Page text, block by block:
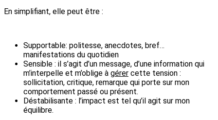
En simplifiant, elle peut être :
Supportable: politesse, anecdotes, bref…
manifestations du quotidien
Sensible : il s’agit d’un message, d’une information qui
m’interpelle et m’oblige à gérer cette tension :
sollicitation, critique, remarque qui porte sur mon
comportement passé ou présent.
Déstabilisante : l’impact est tel qu’il agit sur mon
équilibre.